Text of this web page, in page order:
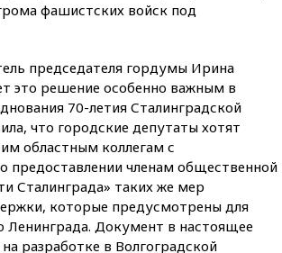
фашистских войск под
председателя гордумы Ирина
это решение особенно важным в
70-летия Сталинградской
что городские депутаты хотят
областным коллегам с
предоставлении членам общественной
Сталинграда» таких же мер
которые предусмотрены для
Ленинграда. Документ в настоящее
разработке в Волгоградской